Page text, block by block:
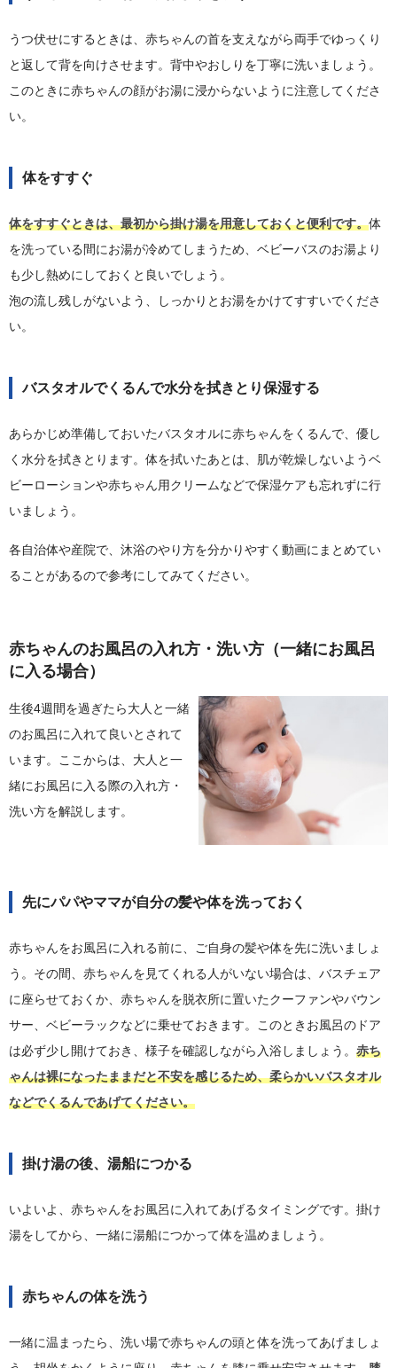
うつ伏せにするときは、赤ちゃんの首を支えながら両手でゆっくり
と返して背を向けさせます。背中やおしりを丁寧に洗いましょう。
このときに赤ちゃんの顔がお湯に浸からないように注意してくださ
い。
体をすすぐ
体をすすぐときは、最初から掛け湯を用意しておくと便利です。体
を洗っている間にお湯が冷めてしまうため、ベビーバスのお湯より
も少し熱めにしておくと良いでしょう。
泡の流し残しがないよう、しっかりとお湯をかけてすすいでくださ
い。
バスタオルでくるんで水分を拭きとり保湿する
あらかじめ準備しておいたバスタオルに赤ちゃんをくるんで、優し
く水分を拭きとります。体を拭いたあとは、肌が乾燥しないようベ
ビーローションや赤ちゃん用クリームなどで保湿ケアも忘れずに行
いましょう。
各自治体や産院で、沐浴のやり方を分かりやすく動画にまとめてい
ることがあるので参考にしてみてください。
赤ちゃんのお風呂の入れ方・洗い方（一緒にお風呂
に入る場合）
生後4週間を過ぎたら大人と一緒
のお風呂に入れて良いとされて
います。ここからは、大人と一
緒にお風呂に入る際の入れ方・
洗い方を解説します。
先にパパやママが自分の髪や体を洗っておく
赤ちゃんをお風呂に入れる前に、ご自身の髪や体を先に洗いましょ
う。その間、赤ちゃんを見てくれる人がいない場合は、バスチェア
に座らせておくか、赤ちゃんを脱衣所に置いたクーファンやバウン
サー、ベビーラックなどに乗せておきます。このときお風呂のドア
は必ず少し開けておき、様子を確認しながら入浴しましょう。 赤ち
ゃんは裸になったままだと不安を感じるため、柔らかいバスタオル
などでくるんであげてください。
掛け湯の後、湯船につかる
いよいよ、赤ちゃんをお風呂に入れてあげるタイミングです。掛け
湯をしてから、一緒に湯船につかって体を温めましょう。
赤ちゃんの体を洗う
一緒に温まったら、洗い場で赤ちゃんの頭と体を洗ってあげましょ